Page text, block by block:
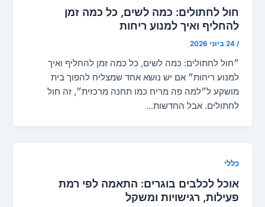
חול לחתולים: כמה לשים, כל כמה זמן
להחליף ואיך למנוע ריחות
/24 ביוני 2026
״חול לחתולים: כמה לשים, כל כמה זמן להחליף ואיך
למנוע ריחות״ אם יש נושא אחד שמצליח להפוך בית
מושקע ל״למה פה מריח כמו תחנה מרכזית״, זה חול
לחתולים. אבל החדשות…
כללי
אוכל לכלבים בוגרים: התאמה לפי רמת
פעילות, רגישויות ומשקל